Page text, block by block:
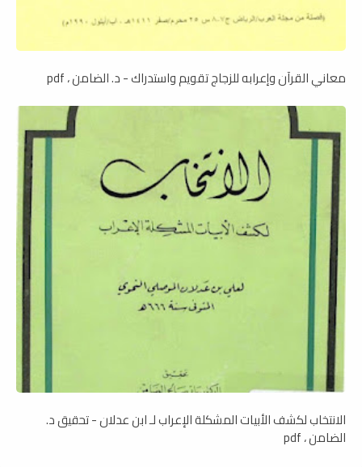
معاني القرآن وإعرابه للزجاج تقويم واستدراك - د. الضامن ، pdf
الانتخاب لكشف الأبيات المشكلة الإعراب لـ ابن عدلان - تحقيق د.
الضامن ، pdf